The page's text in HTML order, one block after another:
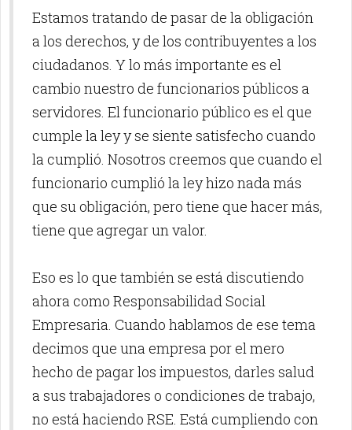
Estamos tratando de pasar de la obligación
a los derechos, y de los contribuyentes a los
ciudadanos. Y lo más importante es el
cambio nuestro de funcionarios públicos a
servidores. El funcionario público es el que
cumple la ley y se siente satisfecho cuando
la cumplió. Nosotros creemos que cuando el
funcionario cumplió la ley hizo nada más
que su obligación, pero tiene que hacer más,
tiene que agregar un valor.
Eso es lo que también se está discutiendo
ahora como Responsabilidad Social
Empresaria. Cuando hablamos de ese tema
decimos que una empresa por el mero
hecho de pagar los impuestos, darles salud
a sus trabajadores o condiciones de trabajo,
no está haciendo RSE. Está cumpliendo con